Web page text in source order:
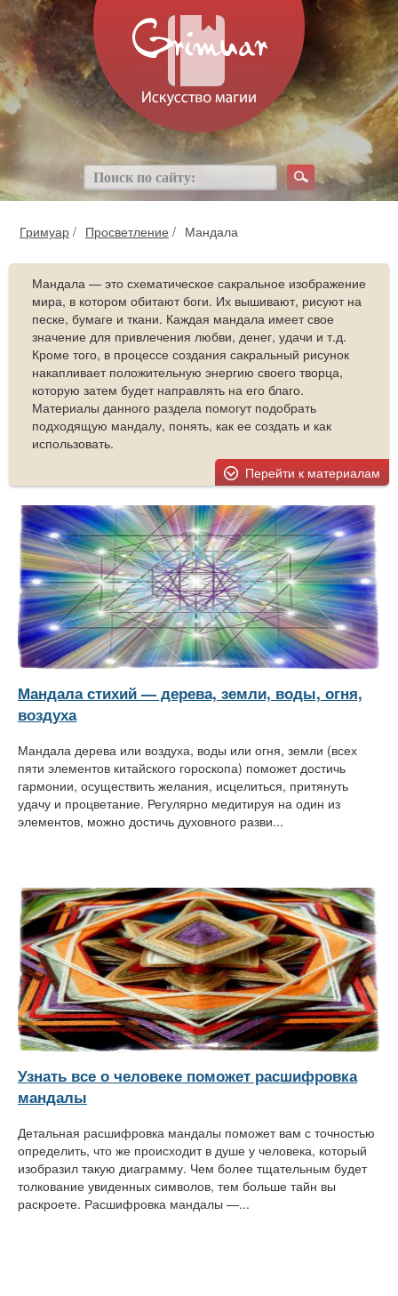
Гримуар / Просветление / Мандала
Мандала — это схематическое сакральное изображение
мира, в котором обитают боги. Их вышивают, рисуют на
песке, бумаге и ткани. Каждая мандала имеет свое
значение для привлечения любви, денег, удачи и т.д.
Кроме того, в процессе создания сакральный рисунок
накапливает положительную энергию своего творца,
которую затем будет направлять на его благо.
Материалы данного раздела помогут подобрать
подходящую мандалу, понять, как ее создать и как
использовать.
Перейти к материалам
Мандала стихий — дерева, земли, воды, огня,
воздуха
Мандала дерева или воздуха, воды или огня, земли (всех
пяти элементов китайского гороскопа) поможет достичь
гармонии, осуществить желания, исцелиться, притянуть
удачу и процветание. Регулярно медитируя на один из
элементов, можно достичь духовного разви...
Узнать все о человеке поможет расшифровка
мандалы
Детальная расшифровка мандалы поможет вам с точностью
определить, что же происходит в душе у человека, который
изобразил такую диаграмму. Чем более тщательным будет
толкование увиденных символов, тем больше тайн вы
раскроете. Расшифровка мандалы —...